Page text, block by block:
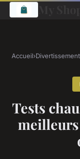
Accueil›Divertissement
Tests
meilleurs